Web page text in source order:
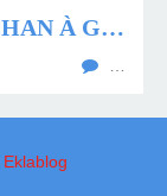
DERNIÈRES SEMAINES DE CHAN À GISENYI
Eklablog